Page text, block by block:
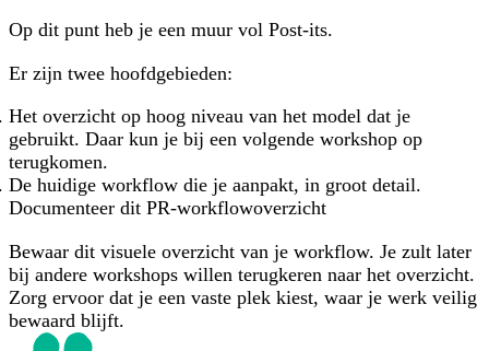
Op dit punt heb je een muur vol Post-its.
Er zijn twee hoofdgebieden:
Het overzicht op hoog niveau van het model dat je
gebruikt. Daar kun je bij een volgende workshop op
terugkomen.
De huidige workflow die je aanpakt, in groot detail.
Documenteer dit PR-workflowoverzicht
Bewaar dit visuele overzicht van je workflow. Je zult later
bij andere workshops willen terugkeren naar het overzicht.
Zorg ervoor dat je een vaste plek kiest, waar je werk veilig
bewaard blijft.